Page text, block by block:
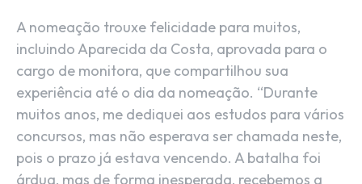
A nomeação trouxe felicidade para muitos,
incluindo Aparecida da Costa, aprovada para o
cargo de monitora, que compartilhou sua
experiência até o dia da nomeação. “Durante
muitos anos, me dediquei aos estudos para vários
concursos, mas não esperava ser chamada neste,
pois o prazo já estava vencendo. A batalha foi
árdua, mas de forma inesperada, recebemos a